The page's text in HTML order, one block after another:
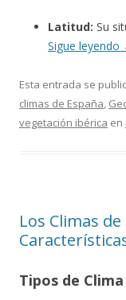
Latitud: Su
Sigue leyendo
Esta entrada se
climas de España,
vegetación ibérica en
Los Climas
Tipos de